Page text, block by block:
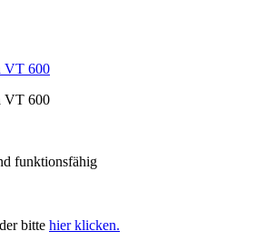
VT 600
VT 600
funktionsfähig
bitte hier klicken.